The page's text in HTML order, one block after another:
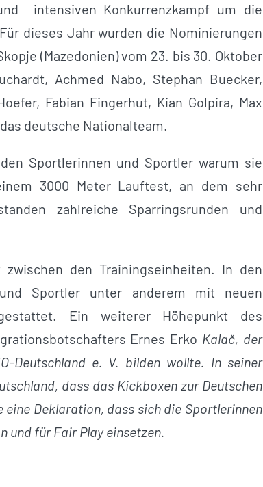
intensiven Konkurrenzkampf um die
dieses Jahr wurden die Nominierungen
(Mazedonien) vom 23. bis 30. Oktober
Achmed Nabo, Stephan Buecker,
Fabian Fingerhut, Kian Golpira, Max
deutsche Nationalteam.
Sportlerinnen und Sportler warum sie
3000 Meter Lauftest, an dem sehr
zahlreiche Sparringsrunden und
den Trainingseinheiten. In den
Sportler unter anderem mit neuen
Ein weiterer Höhepunkt des
Ernes Erko Kalač, der
Deutschland e. V. bilden wollte. In seiner
dass das Kickboxen zur Deutschen
Deklaration, dass sich die Sportlerinnen
und für Fair Play einsetzen.